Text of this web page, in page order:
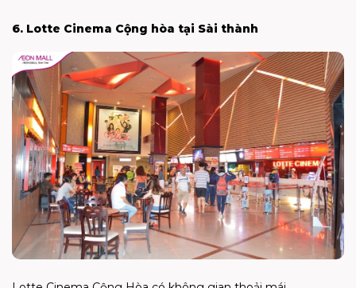
6. Lotte Cinema Cộng hòa tại Sài thành